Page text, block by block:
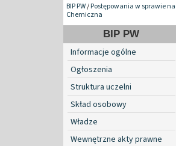
BIP PW/Postępowania w sprawie
Chemiczna
BIP PW
Informacje ogólne
Ogłoszenia
Struktura uczelni
Skład osobowy
Władze
Wewnętrzne akty prawne